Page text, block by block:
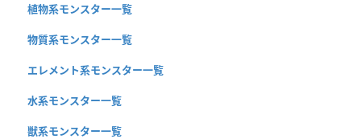
植物系モンスター一覧
物質系モンスター一覧
エレメント系モンスター一覧
水系モンスター一覧
獣系モンスター一覧